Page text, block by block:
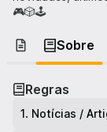
🎮🎲🕹️
Sobre
Regras
1. Notícias /